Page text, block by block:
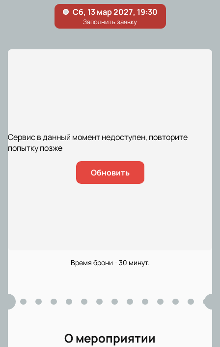
Сервис в данный момент недоступен, повторите
попытку позже
Обновить
Время брони - 30 минут.
О мероприятии